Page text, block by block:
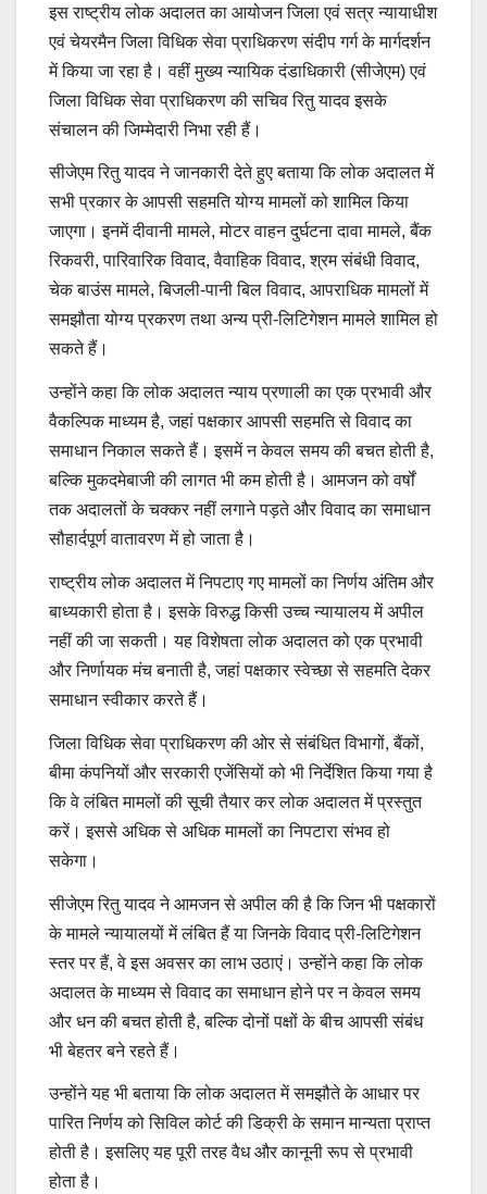
इस राष्ट्रीय लोक अदालत का आयोजन जिला एवं सत्र न्यायाधीश
एवं चेयरमैन जिला विधिक सेवा प्राधिकरण संदीप गर्ग के मार्गदर्शन
में किया जा रहा है। वहीं मुख्य न्यायिक दंडाधिकारी (सीजेएम) एवं
जिला विधिक सेवा प्राधिकरण की सचिव रितु यादव इसके
संचालन की जिम्मेदारी निभा रही हैं।
सीजेएम रितु यादव ने जानकारी देते हुए बताया कि लोक अदालत में
सभी प्रकार के आपसी सहमति योग्य मामलों को शामिल किया
जाएगा। इनमें दीवानी मामले, मोटर वाहन दुर्घटना दावा मामले, बैंक
रिकवरी, पारिवारिक विवाद, वैवाहिक विवाद, श्रम संबंधी विवाद,
चेक बाउंस मामले, बिजली-पानी बिल विवाद, आपराधिक मामलों में
समझौता योग्य प्रकरण तथा अन्य प्री-लिटिगेशन मामले शामिल हो
सकते हैं।
उन्होंने कहा कि लोक अदालत न्याय प्रणाली का एक प्रभावी और
वैकल्पिक माध्यम है, जहां पक्षकार आपसी सहमति से विवाद का
समाधान निकाल सकते हैं। इसमें न केवल समय की बचत होती है,
बल्कि मुकदमेबाजी की लागत भी कम होती है। आमजन को वर्षों
तक अदालतों के चक्कर नहीं लगाने पड़ते और विवाद का समाधान
सौहार्दपूर्ण वातावरण में हो जाता है।
राष्ट्रीय लोक अदालत में निपटाए गए मामलों का निर्णय अंतिम और
बाध्यकारी होता है। इसके विरुद्ध किसी उच्च न्यायालय में अपील
नहीं की जा सकती। यह विशेषता लोक अदालत को एक प्रभावी
और निर्णायक मंच बनाती है, जहां पक्षकार स्वेच्छा से सहमति देकर
समाधान स्वीकार करते हैं।
जिला विधिक सेवा प्राधिकरण की ओर से संबंधित विभागों, बैंकों,
बीमा कंपनियों और सरकारी एजेंसियों को भी निर्देशित किया गया है
कि वे लंबित मामलों की सूची तैयार कर लोक अदालत में प्रस्तुत
करें। इससे अधिक से अधिक मामलों का निपटारा संभव हो
सकेगा।
सीजेएम रितु यादव ने आमजन से अपील की है कि जिन भी पक्षकारों
के मामले न्यायालयों में लंबित हैं या जिनके विवाद प्री-लिटिगेशन
स्तर पर हैं, वे इस अवसर का लाभ उठाएं। उन्होंने कहा कि लोक
अदालत के माध्यम से विवाद का समाधान होने पर न केवल समय
और धन की बचत होती है, बल्कि दोनों पक्षों के बीच आपसी संबंध
भी बेहतर बने रहते हैं।
उन्होंने यह भी बताया कि लोक अदालत में समझौते के आधार पर
पारित निर्णय को सिविल कोर्ट की डिक्री के समान मान्यता प्राप्त
होती है। इसलिए यह पूरी तरह वैध और कानूनी रूप से प्रभावी
होता है।